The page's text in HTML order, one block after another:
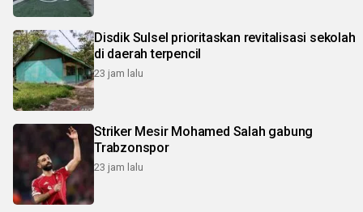
Disdik Sulsel prioritaskan revitalisasi sekolah
di daerah terpencil
23 jam lalu
Striker Mesir Mohamed Salah gabung
Trabzonspor
23 jam lalu